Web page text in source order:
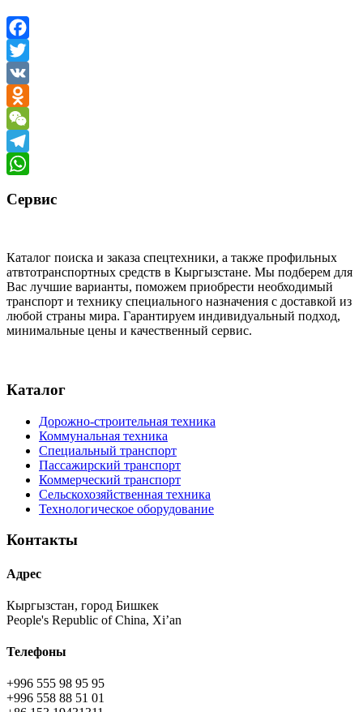
Facebook
Twitter
VK
Odnoklassniki
WeChat
Telegram
Сервис
Каталог поиска и заказа спецтехники, а также профильных
атвтотранспортных средств в Кыргызстане. Мы подберем для
Вас лучшие варианты, поможем приобрести необходимый
транспорт и технику специального назначения с доставкой из
любой страны мира. Гарантируем индивидуальный подход,
минимальные цены и качественный сервис.
Каталог
Дорожно-строительная техника
Коммунальная техника
Специальный транспорт
Пассажирский транспорт
Коммерческий транспорт
Сельскохозяйственная техника
Технологическое оборудование
Контакты
Адрес
Кыргызстан, город Бишкек
People's Republic of China, Xi’an
Телефоны
+996 555 98 95 95
+996 558 88 51 01